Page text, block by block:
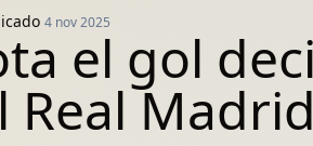
4 nov 2025
el gol
Real Madrid